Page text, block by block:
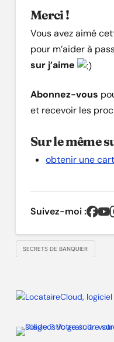
Merci !
Vous avez aimé
pour m’aider à
sur j’aime
Abonnez-vous
et recevoir les
Sur le même
obtenir une
Suivez-moi :
SECRETS DE BANQUIER